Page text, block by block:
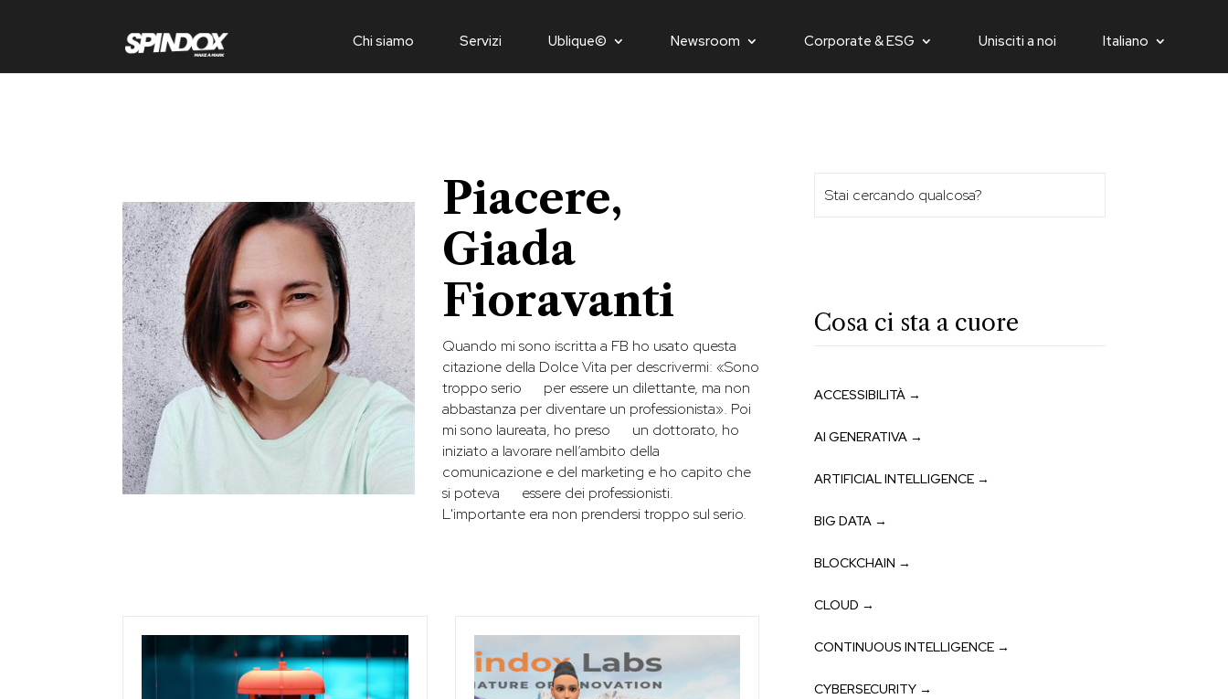
Chi siamo Servizi Ublique© Newsroom Corporate & ESG Unisciti a noi Italiano
Piacere,
Giada
Fioravanti
Quando mi sono iscritta a FB ho usato questa
citazione della Dolce Vita per descrivermi: «Sono
troppo serio per essere un dilettante, ma non
abbastanza per diventare un professionista». Poi
mi sono laureata, ho preso un dottorato, ho
iniziato a lavorare nell’ambito della
comunicazione e del marketing e ho capito che
si poteva essere dei professionisti.
L'importante era non prendersi troppo sul serio.
Cosa ci sta a cuore
ACCESSIBILITÀ →
AI GENERATIVA →
ARTIFICIAL INTELLIGENCE →
BIG DATA →
BLOCKCHAIN →
CLOUD →
CONTINUOUS INTELLIGENCE →
CYBERSECURITY →